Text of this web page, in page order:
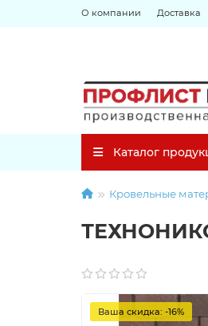
О компании Доставка
Каталог
Кровельные
Ваша скидка: -16%